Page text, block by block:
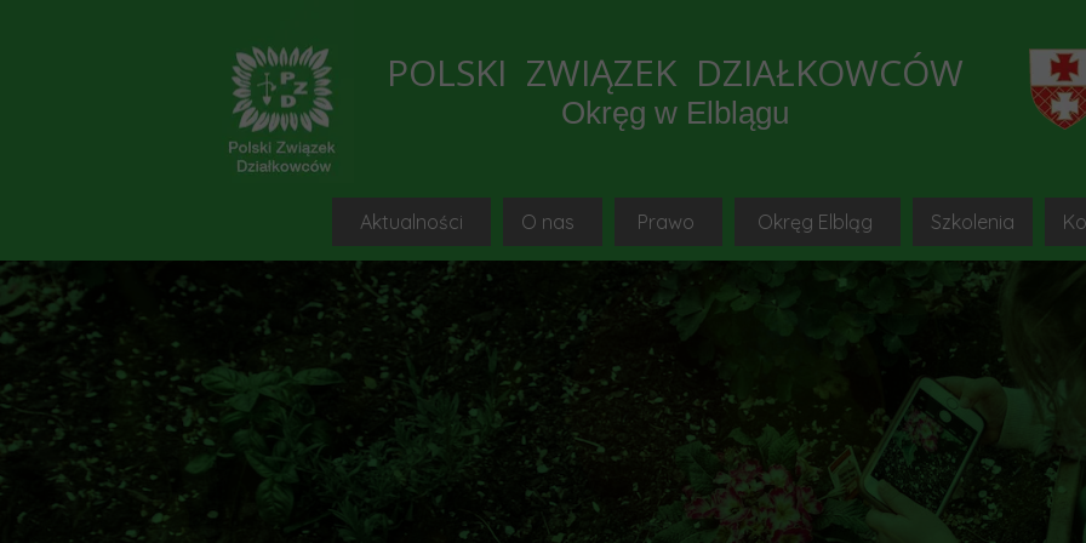
POLSKI ZWIĄZEK DZIAŁKOWCÓW
Okręg w Elblągu
Aktualności
Bieżące wydarzenia
Przegląd mediów lokalnych
Blogi, portale i strony ogrodnicze, Youtube
Informacje i komunikaty OZ PZD-sq-pl
Wykaz wolnych działek w ROD Okręgu Elbląg 2021
Porady ogrodnicze
O nas
Co to jest PZD-sq-pl
Hymn i godło-sq-pl
Strona główna
Prawo
Uchwały OZ PZD Elbląg-sq-pl
Uchwały KR PZD-sq-pl
Wzory dokumentów-sq-pl
Okręg Elbląg
Okręgowa Rada PZD w
Okręgowa Komisja Rewizyjna PZD
Delegaci na Krajowy Zjazd
Komisje problemowe
Kolegia Prezesów
Szkolenia
Instrukcja do
Platforma
Materiały